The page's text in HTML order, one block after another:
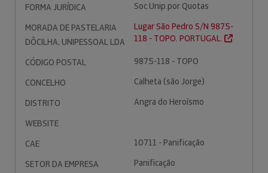
FORMA JURÍDICA
Soc.Unip.por Quotas
MORADA DE PASTELARIA
DÔCILHA, UNIPESSOAL LDA
Lugar São Pedro S/N 9875-
118 - TOPO. PORTUGAL.
CÓDIGO POSTAL
9875-118 - TOPO
CONCELHO
Calheta (são Jorge)
DISTRITO
Angra do Heroísmo
WEBSITE
CAE
10711 - Panificação
SETOR DA EMPRESA
Panificação